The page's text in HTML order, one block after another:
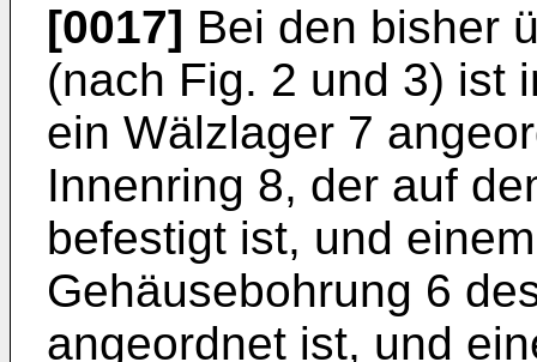
[0017] Bei den bisher
(nach Fig. 2 und 3) ist
ein Wälzlager 7
Innenring 8, der auf
befestigt ist, und
Gehäusebohrung 6
angeordnet ist, und